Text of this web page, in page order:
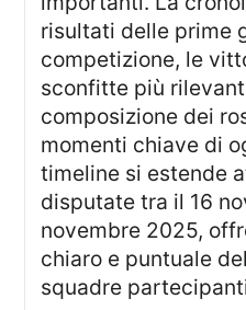
risultati delle prime
competizione, le
sconfitte più
composizione dei
momenti chiave di
timeline si estende
disputate tra il 16
novembre 2025,
chiaro e puntuale
squadre